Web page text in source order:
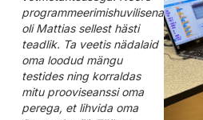
programmeerimishuvilisena
oli Mattias sellest hästi
teadlik. Ta veetis nädalaid
oma loodud mängu
testides ning korraldas
mitu prooviseanssi oma
perega, et lihvida oma